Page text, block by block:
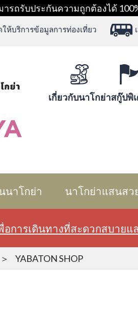
ารถรับประกันความถูกต้องได้
ให้บริการข้อมูลการท่องเที่ยว
เกี่ยวกับนาโกย่าสกู๊ปพิ
นาโกย่า นาโกย่าแสนสว
อการเดินทางที่สะดวกสบาย
YABATON SHOP